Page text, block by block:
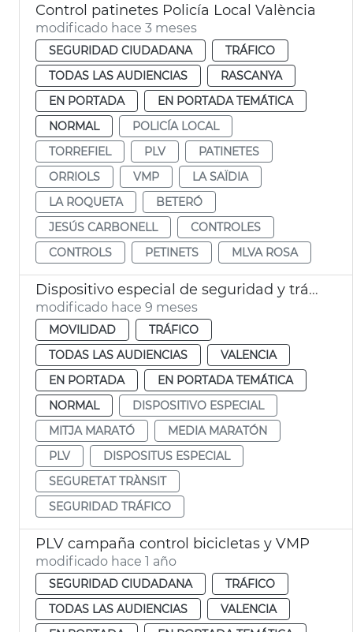
Control patinetes Policía Local València
modificado hace 3 meses
SEGURIDAD CIUDADANA
TRÁFICO
TODAS LAS AUDIENCIAS
RASCANYA
EN PORTADA
EN PORTADA TEMÁTICA
NORMAL
POLICÍA LOCAL
TORREFIEL
PLV
PATINETES
ORRIOLS
VMP
LA SAÏDIA
LA ROQUETA
BETERÓ
JESÚS CARBONELL
CONTROLES
CONTROLS
PETINETS MLVA ROSA
Dispositivo especial de seguridad y tráfico por el Medio Maratón 2025
modificado hace 9 meses
MOVILIDAD
TRÁFICO
TODAS LAS AUDIENCIAS
VALENCIA
EN PORTADA
EN PORTADA TEMÁTICA
NORMAL
DISPOSITIVO ESPECIAL
MITJA MARATÓ
MEDIA MARATÓN
PLV
DISPOSITUS ESPECIAL
SEGURETAT TRÀNSIT
SEGURIDAD TRÁFICO
PLV campaña control bicicletas y VMP
modificado hace 1 año
SEGURIDAD CIUDADANA
TRÁFICO
TODAS LAS AUDIENCIAS
VALENCIA